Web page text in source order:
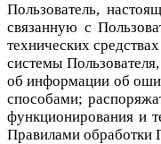
Пользователь,
связанную с
технических
системы
об информации об
способами;
функционирования и
Правилами обработки